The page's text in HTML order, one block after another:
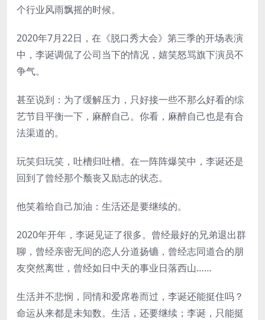
个行业风雨飘摇的时候。
2020年7月22日，在《脱口秀大会》第三季的开场表演
中，李诞调侃了公司当下的情况，嬉笑怒骂旗下演员不
争气。
甚至说到：为了缓解压力，只好接一些不那么好看的综
艺节目平衡一下，麻醉自己。你看，麻醉自己也是有合
法渠道的。
玩笑归玩笑，吐槽归吐槽。在一阵阵爆笑中，李诞还是
回到了曾经那个颓丧又励志的状态。
他笑着给自己加油：生活还是要继续的。
2020年开年，李诞见证了很多。曾经最好的兄弟退出群
聊，曾经亲密无间的恋人分道扬镳，曾经志同道合的朋
友突然离世，曾经如日中天的事业日落西山……
生活并不悲悯，同情和爱席卷而过，李诞还能挺住吗？
命运从来都是未知数。生活，还要继续；李诞，只能挺